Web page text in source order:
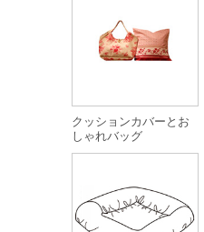
クッションカバーとお
しゃれバッグ